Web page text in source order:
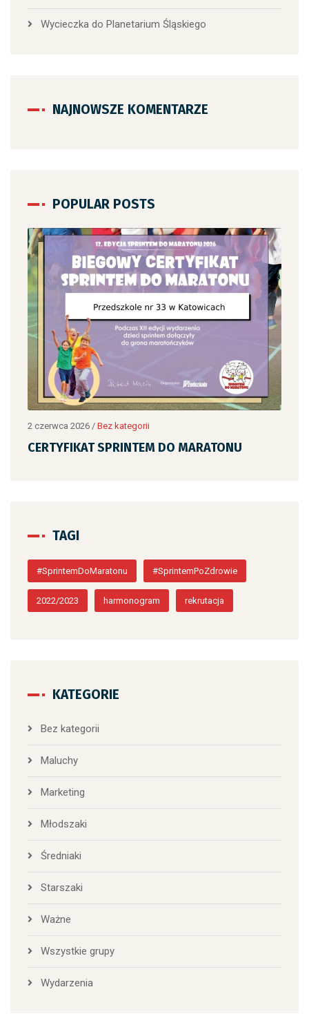
Wycieczka do Planetarium Śląskiego
NAJNOWSZE KOMENTARZE
POPULAR POSTS
2 czerwca 2026 / Bez kategorii
CERTYFIKAT SPRINTEM DO MARATONU
TAGI
#SprintemDoMaratonu #SprintemPoZdrowie
2022/2023 harmonogram rekrutacja
KATEGORIE
Bez kategorii
Maluchy
Marketing
Młodszaki
Średniaki
Starszaki
Ważne
Wszystkie grupy
Wydarzenia